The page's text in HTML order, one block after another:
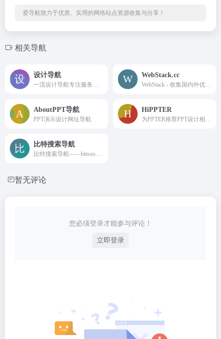
爱导航致力于优质、实用的网络站点资源收集与分享！
相关导航
设计导航 WebStack.cc
AboutPPT导航
PPT演示设计网址导航
HiPPTER
比特搜索导航
暂无评论
您必须登录才能参与评论！
立即登录